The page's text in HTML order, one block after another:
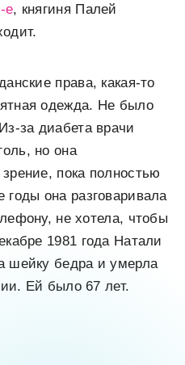
е, княгиня Палей
права, какая-то
одежда. Не было
за диабета врачи
но она
пока полностью
она разговаривала
не хотела, чтобы
1981 года Натали
шейку бедра и умерла
Ей было 67 лет.